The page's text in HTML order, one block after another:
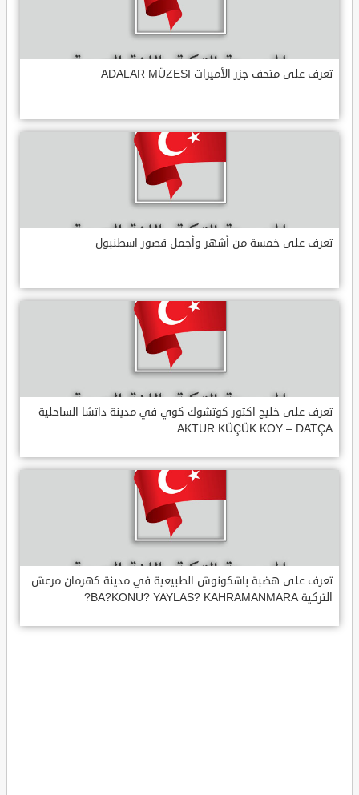
تعرف على متحف جزر الأميرات ADALAR MÜZESI
تعرف على خمسة من أشهر وأجمل قصور اسطنبول
تعرف على خليج اكتور كوتشوك كوي في مدينة داتشا الساحلية
AKTUR KÜÇÜK KOY – DATÇA
تعرف على هضبة باشكونوش الطبيعية في مدينة كهرمان مرعش
التركية BA?KONU? YAYLAS? KAHRAMANMARA?